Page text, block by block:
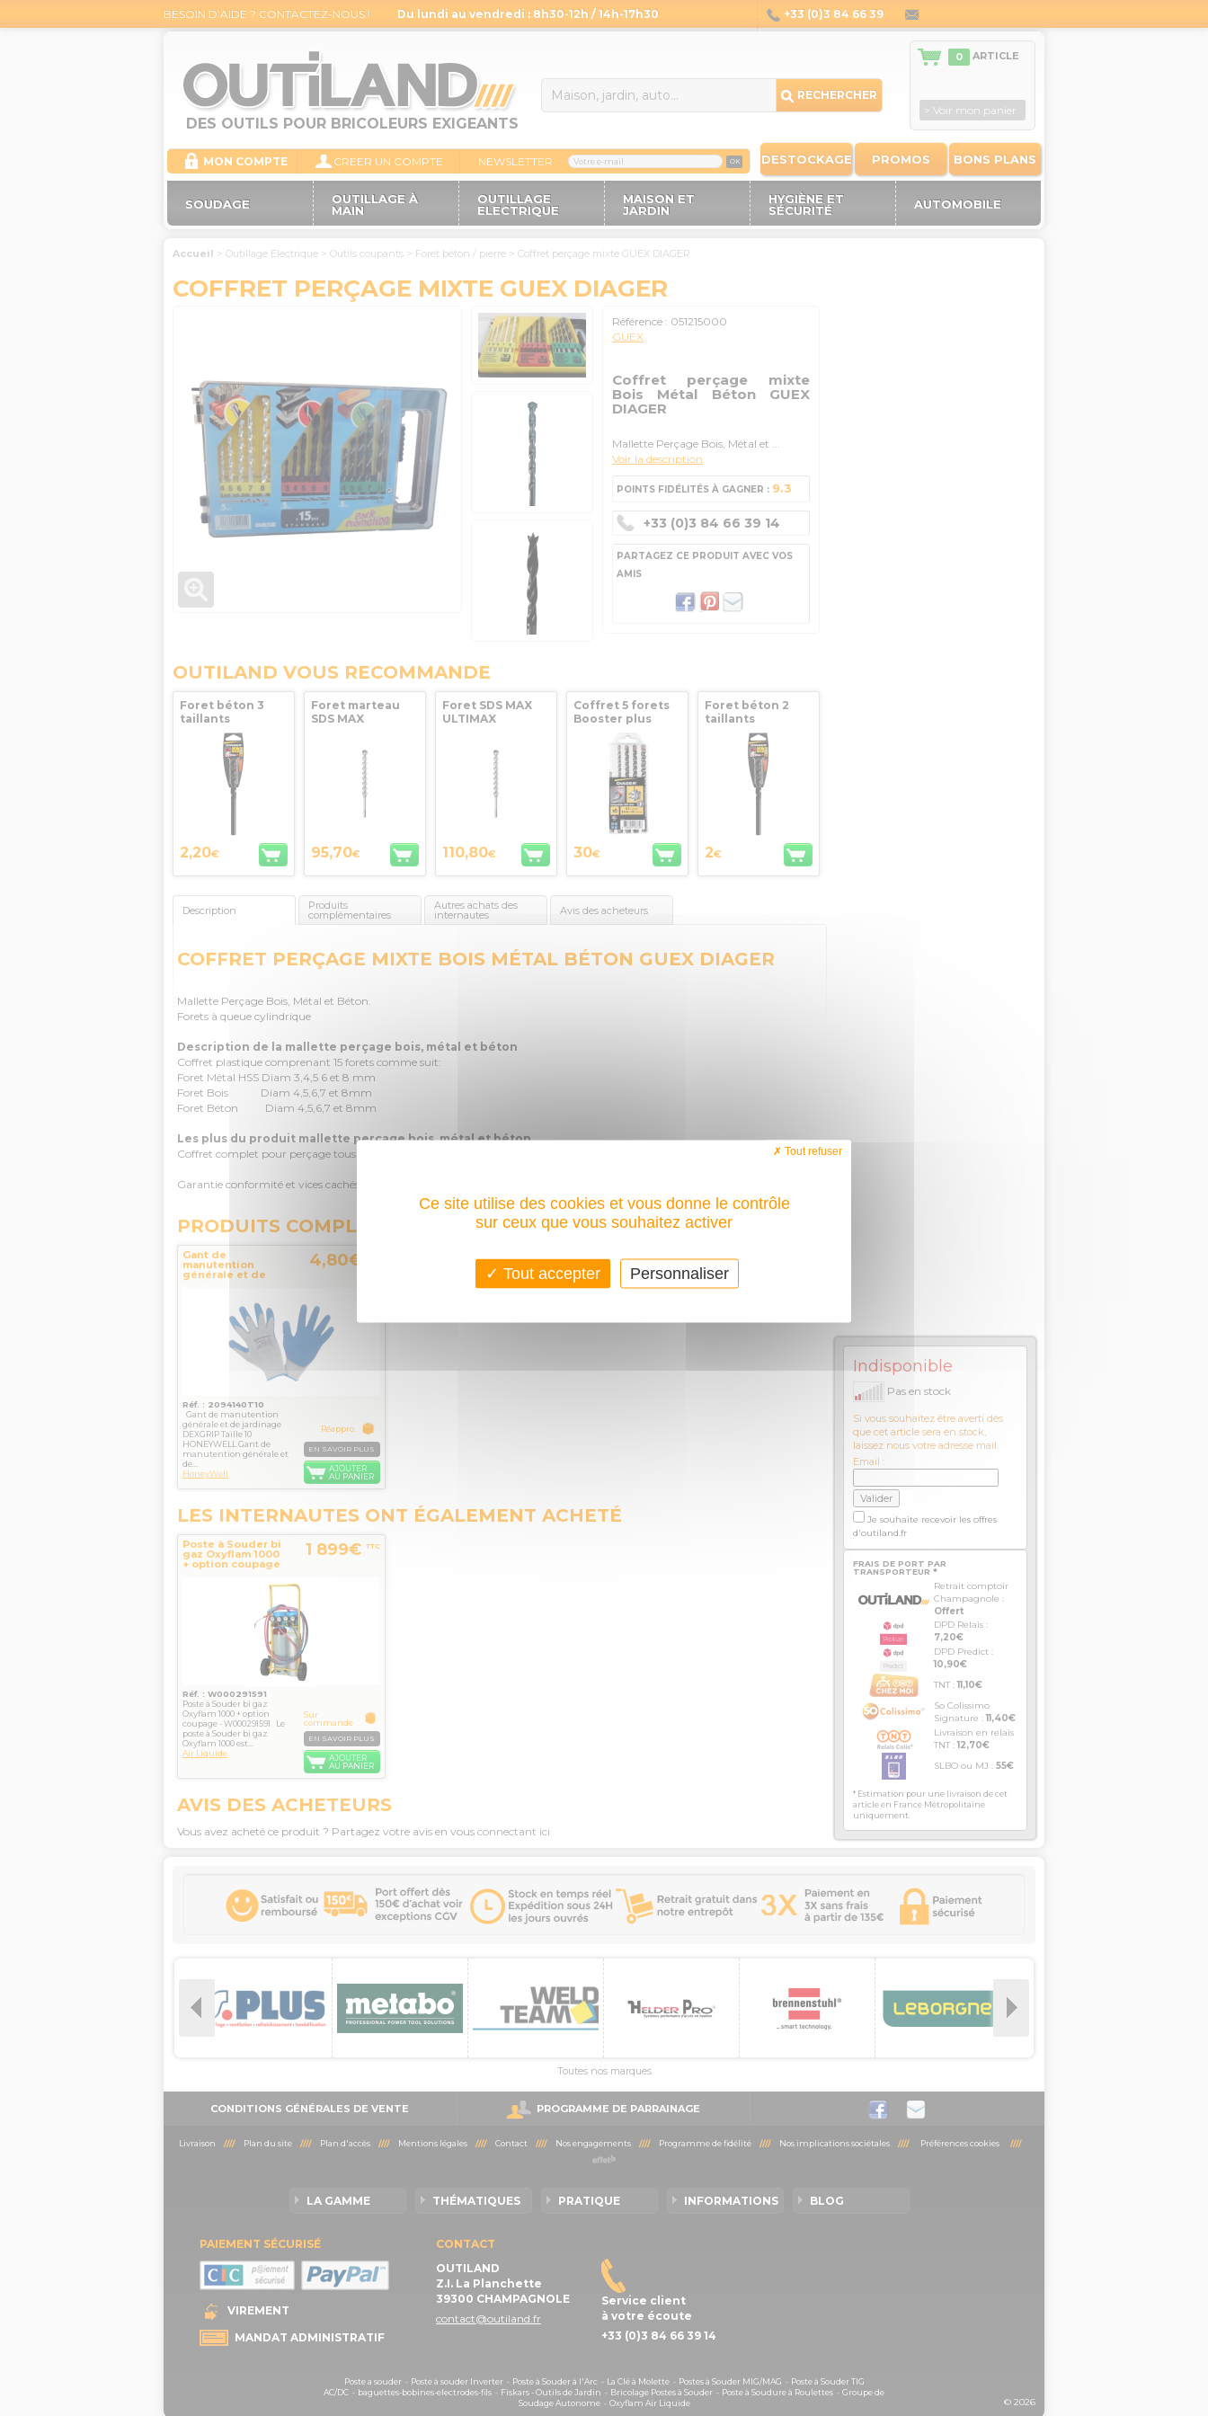
BESOIN D’AIDE ? CONTACTEZ-NOUS ! Du lundi au vendredi : 8h30-12h / 14h-17h30 +33 (0)3 84 66 39
DES OUTILS POUR BRICOLEURS EXIGEANTS
DESTOCKAGE PROMOS BONS PLANS
MON COMPTE CREER UN COMPTE NEWSLETTER OK
RECHERCHER
0 ARTICLE
> Voir mon panier
SOUDAGE
OUTILLAGE À
MAIN
OUTILLAGE
ELECTRIQUE
MAISON ET
JARDIN
HYGIÈNE ET
SÉCURITÉ
AUTOMOBILE
Accueil > Outillage Electrique > Outils coupants > Foret béton / pierre > Coffret perçage mixte GUEX DIAGER
COFFRET PERÇAGE MIXTE GUEX DIAGER
Référence : 051215000
GUEX
Coffret perçage mixte
Bois Métal Béton GUEX
DIAGER
Mallette Perçage Bois, Métal et ...
Voir la description
POINTS FIDÉLITÉS À GAGNER : 9.3
+33 (0)3 84 66 39 14
PARTAGEZ CE PRODUIT AVEC VOS
AMIS
Indisponible
Pas en stock
Si vous souhaitez être averti dès
que cet article sera en stock,
laissez nous votre adresse mail.
Email :
Je souhaite recevoir les offres
d'outiland.fr
FRAIS DE PORT PAR
TRANSPORTEUR *
Retrait comptoir
Champagnole :
Offert
DPD Relais :
7,20€
DPD Predict :
10,90€
TNT :11,10€
So Colissimo
Signature :11,40€
Livraison en relais
TNT :12,70€
SLBO ou MJ : 55€
* Estimation pour une livraison de cet
article en France Métropolitaine
uniquement.
OUTILAND VOUS RECOMMANDE
Foret béton 3
taillants
diamètre 6 mm
Optima 3+
DIAGER
2,20€
Foret marteau
SDS MAX
95,70€
Foret SDS MAX
ULTIMAX
110,80€
Coffret 5 forets
Booster plus
SDS+ 5 à 10mm
DIAGER
30€
Foret béton 2
taillants
diamètre 3 mm
Optima 3+
DIAGER
2€
Description Produits
complémentaires
Autres achats des
internautes Avis des acheteurs
COFFRET PERÇAGE MIXTE BOIS MÉTAL BÉTON GUEX DIAGER
Mallette Perçage Bois, Métal et Béton.
Forets à queue cylindrique
Description de la mallette perçage bois, métal et béton
Coffret plastique comprenant 15 forets comme suit:
Foret Métal HSS Diam 3,4,5 6 et 8 mm
Foret Bois Diam 4,5,6,7 et 8mm
Foret Béton Diam 4,5,6,7 et 8mm
Les plus du produit mallette perçage bois, métal et béton
Coffret complet pour perçage tous supports.
Garantie conformité et vices cachés sur l'ensemble des accessoires de la mallette.
PRODUITS COMPLÉMENTAIRES
Gant de
manutention
générale et de
jardinage
4,80€
Réf. : 2094140T10
Gant de manutention
générale et de jardinage
DEXGRIP Taille 10
HONEYWELL Gant de
manutention générale et
de...
HoneyWell
Réappro.
EN SAVOIR PLUS
AJOUTER
AU PANIER
LES INTERNAUTES ONT ÉGALEMENT ACHETÉ
Poste à Souder bi
gaz Oxyflam 1000
+ option coupage
1 899€ TTC
Réf. : W000291591
Poste à Souder bi gaz
Oxyflam 1000 + option
coupage - W000291591 Le
poste à Souder bi gaz
Oxyflam 1000 est...
Air Liquide
Sur
commande
EN SAVOIR PLUS
AJOUTER
AU PANIER
AVIS DES ACHETEURS
Vous avez acheté ce produit ? Partagez votre avis en vous connectant ici
Toutes nos marques
CONDITIONS GÉNÉRALES DE VENTE PROGRAMME DE PARRAINAGE
Livraison //// Plan du site//// Plan d'accès//// Mentions légales//// Contact //// Nos engagements//// Programme de fidélité//// Nos implications sociétales//// Préférences cookies ////
LA GAMME THÉMATIQUES PRATIQUE INFORMATIONS BLOG
PAIEMENT SÉCURISÉ
VIREMENT
MANDAT ADMINISTRATIF
CONTACT
OUTILAND
Z.I. La Planchette
39300 CHAMPAGNOLE
contact@outiland.fr
Service client
à votre écoute
+33 (0)3 84 66 39 14
Poste a souder- Poste à souder Inverter- Poste à Souder à l'Arc - La Clé à Molette- Postes à Souder MIG/MAG - Poste à Souder TIG
AC/DC - baguettes-bobines-electrodes-fils - Fiskars - Outils de Jardin - Bricolage Postes à Souder - Poste à Soudure à Roulettes - Groupe de
Soudage Autonome- Oxyflam Air Liquide © 2026
Ce site utilise des cookies et vous donne le contrôle
sur ceux que vous souhaitez activer
Tout accepter
Tout refuser
Personnaliser